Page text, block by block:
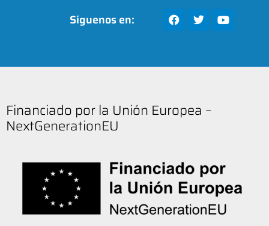
Síguenos en:
Financiado por la Unión Europea –
NextGenerationEU